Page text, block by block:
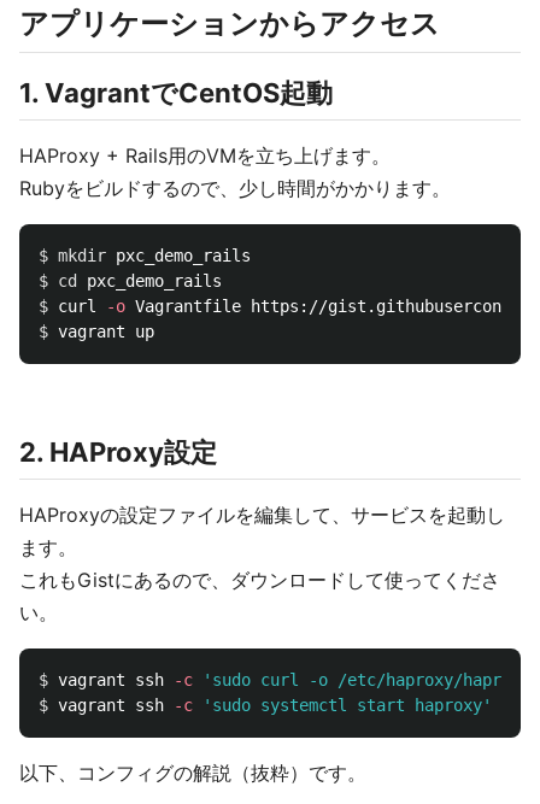
アプリケーションからアクセス
1. VagrantでCentOS起動
HAProxy + Rails用のVMを立ち上げます。
Rubyをビルドするので、少し時間がかかります。
$ mkdir
$ cd
$ curl
-o
$
2. HAProxy設定
HAProxyの設定ファイルを編集して、サービスを起動し
ます。
これもGistにあるので、ダウンロードして使ってくださ
い。
$ vagrant ssh -c
'sudo curl -o /etc/haproxy/
$ vagrant ssh -c 'sudo systemctl start haproxy'
以下、コンフィグの解説（抜粋）です。